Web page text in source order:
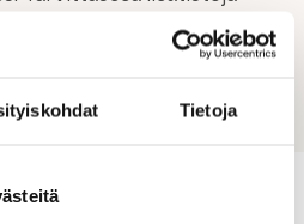
Tietoja
/ sähköposti: